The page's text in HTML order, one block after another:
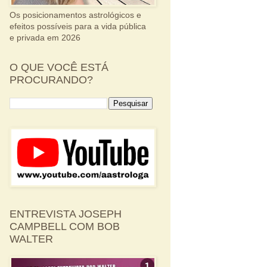
Os posicionamentos astrológicos e
efeitos possíveis para a vida pública
e privada em 2026
O QUE VOCÊ ESTÁ
PROCURANDO?
ENTREVISTA JOSEPH
CAMPBELL COM BOB
WALTER